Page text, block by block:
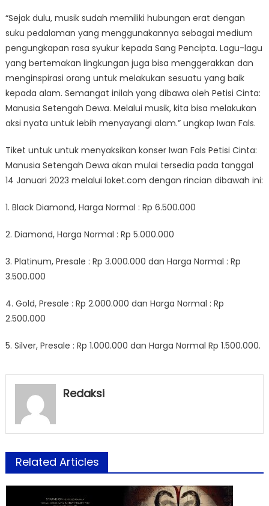
“Sejak dulu, musik sudah memiliki hubungan erat dengan
suku pedalaman yang menggunakannya sebagai medium
pengungkapan rasa syukur kepada Sang Pencipta. Lagu-lagu
yang bertemakan lingkungan juga bisa menggerakkan dan
menginspirasi orang untuk melakukan sesuatu yang baik
kepada alam. Semangat inilah yang dibawa oleh Petisi Cinta:
Manusia Setengah Dewa. Melalui musik, kita bisa melakukan
aksi nyata untuk lebih menyayangi alam.” ungkap Iwan Fals.
Tiket untuk untuk menyaksikan konser Iwan Fals Petisi Cinta:
Manusia Setengah Dewa akan mulai tersedia pada tanggal
14 Januari 2023 melalui loket.com dengan rincian dibawah ini:
1. Black Diamond, Harga Normal : Rp 6.500.000
2. Diamond, Harga Normal : Rp 5.000.000
3. Platinum, Presale : Rp 3.000.000 dan Harga Normal : Rp
3.500.000
4. Gold, Presale : Rp 2.000.000 dan Harga Normal : Rp
2.500.000
5. Silver, Presale : Rp 1.000.000 dan Harga Normal Rp 1.500.000.
Redaksi
Related Articles